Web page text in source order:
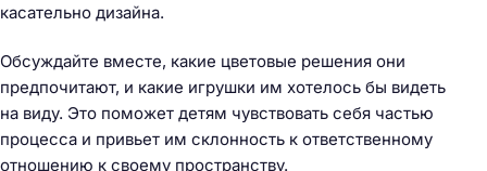
касательно дизайна.
Обсуждайте вместе, какие цветовые решения они
предпочитают, и какие игрушки им хотелось бы видеть
на виду. Это поможет детям чувствовать себя частью
процесса и привьет им склонность к ответственному
отношению к своему пространству.